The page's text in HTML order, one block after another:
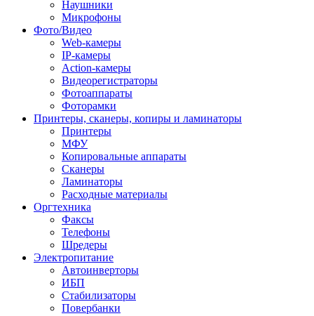
Наушники
Микрофоны
Фото/Видео
Web-камеры
IP-камеры
Action-камеры
Видеорегистраторы
Фотоаппараты
Фоторамки
Принтеры, сканеры, копиры и ламинаторы
Принтеры
МФУ
Копировальные аппараты
Сканеры
Ламинаторы
Расходные материалы
Оргтехника
Факсы
Телефоны
Шредеры
Электропитание
Автоинверторы
ИБП
Стабилизаторы
Повербанки